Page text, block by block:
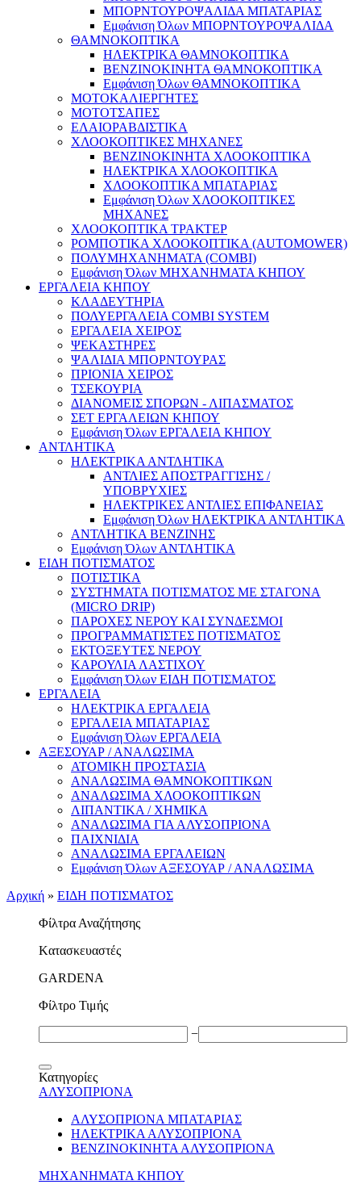
ΜΠΟΡΝΤΟΥΡΟΨΑΛΙΔΑ ΜΠΑΤΑΡΙΑΣ
Εμφάνιση Όλων ΜΠΟΡΝΤΟΥΡΟΨΑΛΙΔΑ
ΘΑΜΝΟΚΟΠΤΙΚΑ
ΗΛΕΚΤΡΙΚΑ ΘΑΜΝΟΚΟΠΤΙΚΑ
ΒΕΝΖΙΝΟΚΙΝΗΤΑ ΘΑΜΝΟΚΟΠΤΙΚΑ
Εμφάνιση Όλων ΘΑΜΝΟΚΟΠΤΙΚΑ
ΜΟΤΟΚΑΛΙΕΡΓΗΤΕΣ
ΜΟΤΟΤΣΑΠΕΣ
ΕΛΑΙΟΡΑΒΔΙΣΤΙΚΑ
ΧΛΟΟΚΟΠΤΙΚΕΣ ΜΗΧΑΝΕΣ
ΒΕΝΖΙΝΟΚΙΝΗΤΑ ΧΛΟΟΚΟΠΤΙΚΑ
ΗΛΕΚΤΡΙΚΑ ΧΛΟΟΚΟΠΤΙΚΑ
ΧΛΟΟΚΟΠΤΙΚΑ ΜΠΑΤΑΡΙΑΣ
Εμφάνιση Όλων ΧΛΟΟΚΟΠΤΙΚΕΣ
ΜΗΧΑΝΕΣ
ΧΛΟΟΚΟΠΤΙΚA ΤΡΑΚΤΕΡ
ΡΟΜΠΟΤΙΚΑ ΧΛΟΟΚΟΠΤΙΚΑ (AUTOMOWER)
ΠΟΛΥΜΗΧΑΝΗΜΑΤΑ (COMBI)
Εμφάνιση Όλων ΜΗΧΑΝΗΜΑΤΑ ΚΗΠΟΥ
ΕΡΓΑΛΕΙΑ ΚΗΠΟΥ
ΚΛΑΔΕΥΤΗΡΙΑ
ΠΟΛΥΕΡΓΑΛΕΙΑ COMBI SYSTEM
ΕΡΓΑΛΕΙΑ ΧΕΙΡΟΣ
ΨΕΚΑΣΤΗΡΕΣ
ΨΑΛΙΔΙΑ ΜΠΟΡΝΤΟΥΡΑΣ
ΠΡΙΟΝΙΑ ΧΕΙΡΟΣ
ΤΣΕΚΟΥΡΙΑ
ΔΙΑΝΟΜΕΙΣ ΣΠΟΡΩΝ - ΛΙΠΑΣΜΑΤΟΣ
ΣΕΤ ΕΡΓΑΛΕΙΩΝ ΚΗΠΟΥ
Εμφάνιση Όλων ΕΡΓΑΛΕΙΑ ΚΗΠΟΥ
ΑΝΤΛΗΤΙΚΑ
ΗΛΕΚΤΡΙΚΑ ΑΝΤΛΗΤΙΚΑ
ΑΝΤΛΙΕΣ ΑΠΟΣΤΡΑΓΓΙΣΗΣ /
ΥΠΟΒΡΥΧΙΕΣ
ΗΛΕΚΤΡΙΚΕΣ ΑΝΤΛΙΕΣ ΕΠΙΦΑΝΕΙΑΣ
Εμφάνιση Όλων ΗΛΕΚΤΡΙΚΑ ΑΝΤΛΗΤΙΚΑ
ΑΝΤΛΗΤΙΚΑ ΒΕΝΖΙΝΗΣ
Εμφάνιση Όλων ΑΝΤΛΗΤΙΚΑ
ΕΙΔΗ ΠΟΤΙΣΜΑΤΟΣ
ΠΟΤΙΣΤΙΚΑ
ΣΥΣΤΗΜΑΤΑ ΠΟΤΙΣΜΑΤΟΣ ΜΕ ΣΤΑΓΟΝΑ
(MICRO DRIP)
ΠΑΡΟΧΕΣ ΝΕΡΟΥ ΚΑΙ ΣΥΝΔΕΣΜΟΙ
ΠΡΟΓΡΑΜΜΑΤΙΣΤΕΣ ΠΟΤΙΣΜΑΤΟΣ
ΕΚΤΟΞΕΥΤΕΣ ΝΕΡΟΥ
ΚΑΡΟΥΛΙΑ ΛΑΣΤΙΧΟΥ
Εμφάνιση Όλων ΕΙΔΗ ΠΟΤΙΣΜΑΤΟΣ
ΕΡΓΑΛΕΙΑ
ΗΛΕΚΤΡΙΚΑ ΕΡΓΑΛΕΙΑ
ΕΡΓΑΛΕΙΑ ΜΠΑΤΑΡΙΑΣ
Εμφάνιση Όλων ΕΡΓΑΛΕΙΑ
ΑΞΕΣΟΥΑΡ / ΑΝΑΛΩΣΙΜΑ
ΑΤΟΜΙΚΗ ΠΡΟΣΤΑΣΙΑ
ΑΝΑΛΩΣΙΜΑ ΘΑΜΝΟΚΟΠΤΙΚΩΝ
ΑΝΑΛΩΣΙΜΑ ΧΛΟΟΚΟΠΤΙΚΩΝ
ΛΙΠΑΝΤΙΚΑ / ΧΗΜΙΚΑ
ΑΝΑΛΩΣΙΜΑ ΓΙΑ ΑΛΥΣΟΠΡΙΟΝΑ
ΠΑΙΧΝΙΔΙΑ
ΑΝΑΛΩΣΙΜΑ ΕΡΓΑΛΕΙΩΝ
Εμφάνιση Όλων ΑΞΕΣΟΥΑΡ / ΑΝΑΛΩΣΙΜΑ
Αρχική » ΕΙΔΗ ΠΟΤΙΣΜΑΤΟΣ
Φίλτρα Αναζήτησης
Kατασκευαστές
GARDENA
Φίλτρο Τιμής
−
Κατηγορίες
ΑΛΥΣΟΠΡΙΟΝΑ
ΑΛΥΣΟΠΡΙΟΝΑ ΜΠΑΤΑΡΙΑΣ
ΗΛΕΚΤΡΙΚΑ ΑΛΥΣΟΠΡΙΟΝΑ
ΒΕΝΖΙΝΟΚΙΝΗΤΑ ΑΛΥΣΟΠΡΙΟΝΑ
ΜΗΧΑΝΗΜΑΤΑ ΚΗΠΟΥ